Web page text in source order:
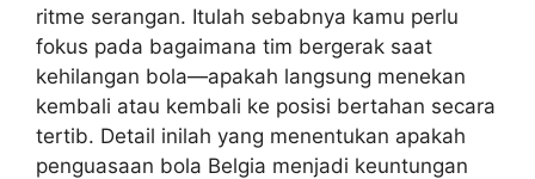
ritme serangan. Itulah sebabnya kamu perlu
fokus pada bagaimana tim bergerak saat
kehilangan bola—apakah langsung menekan
kembali atau kembali ke posisi bertahan secara
tertib. Detail inilah yang menentukan apakah
penguasaan bola Belgia menjadi keuntungan